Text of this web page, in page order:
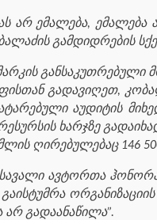
არ ემალება,
გამდიდრების
გადავიღეთ,
აუდიტის
ხარჯზე
ღირებულებაც 146
ავტორთა
არ გადაანაწილა”.